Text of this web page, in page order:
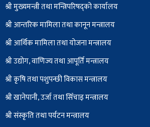
श्रीमुख्यमन्त्री तथा मन्त्रिपरिषद्को कार्यालय
श्री आन्तरिक मामिला तथा कानून मन्त्रालय
श्री आर्थिक मामिला तथा योजना मन्त्रालय
श्री उद्योग, वाणिज्य तथा आपूर्ति मन्त्रालय
श्री कृषि तथा पशुपन्छी विकास मन्त्रालय
श्री खानेपानी, उर्जा तथा सिँचाइ मन्त्रालय
श्री संस्कृति तथा पर्यटन मन्त्रालय